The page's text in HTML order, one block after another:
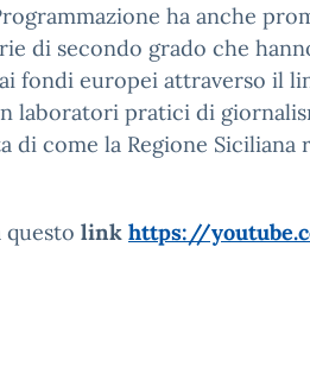
ha anche
di secondo grado che
fondi europei attraverso il
laboratori pratici di
di come la Regione Siciliana
questo link https://